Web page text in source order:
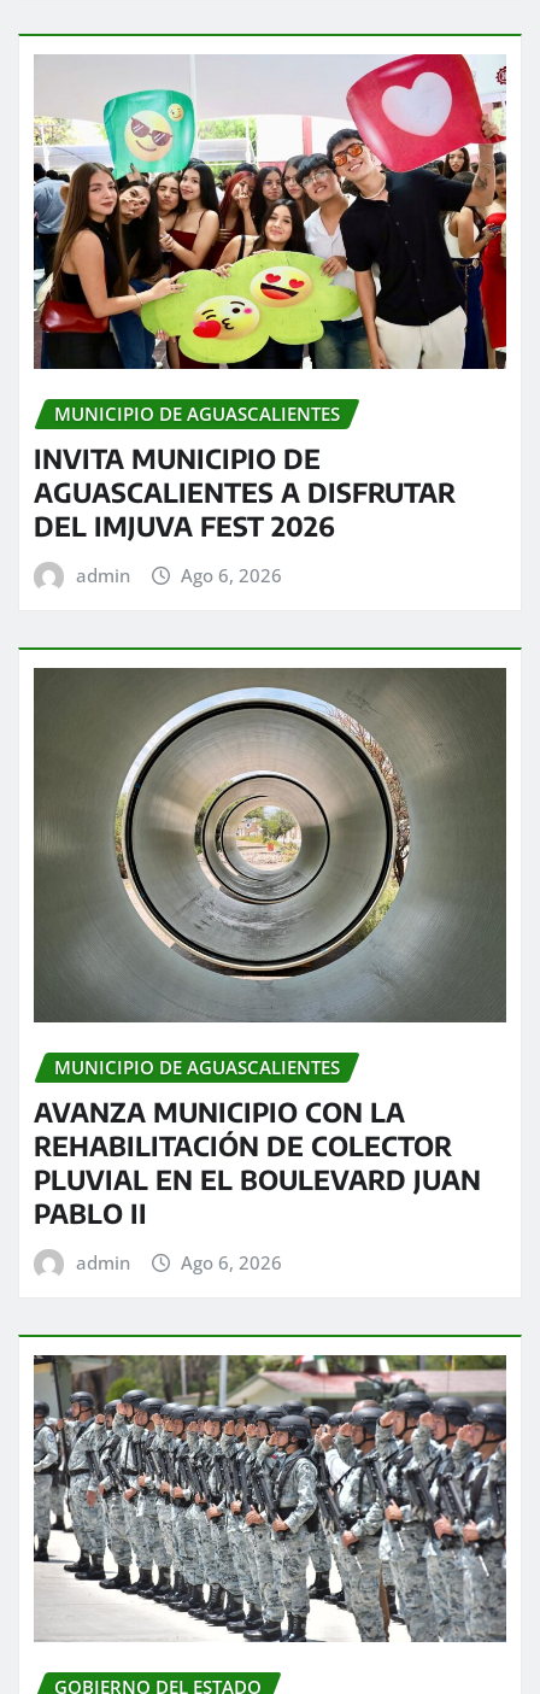
MUNICIPIO DE AGUASCALIENTES
INVITA MUNICIPIO DE
AGUASCALIENTES A DISFRUTAR
DEL IMJUVA FEST 2026
admin Ago 6, 2026
MUNICIPIO DE AGUASCALIENTES
AVANZA MUNICIPIO CON LA
REHABILITACIÓN DE COLECTOR
PLUVIAL EN EL BOULEVARD JUAN
PABLO II
admin Ago 6, 2026
GOBIERNO DEL ESTADO